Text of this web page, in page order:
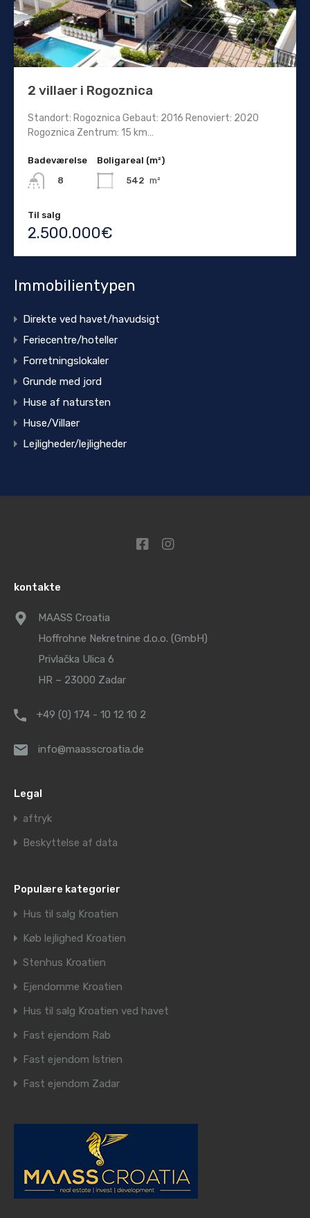
2 villaer i Rogoznica
Standort: Rogoznica Gebaut: 2016 Renoviert: 2020
Rogoznica Zentrum: 15 km…
Badeværelse
8
Boligareal (m²)
542 m²
Til salg
2.500.000€
Immobilientypen
Direkte ved havet/havudsigt
Feriecentre/hoteller
Forretningslokaler
Grunde med jord
Huse af natursten
Huse/Villaer
Lejligheder/lejligheder
kontakte
MAASS Croatia
Hoffrohne Nekretnine d.o.o. (GmbH)
Privlačka Ulica 6
HR – 23000 Zadar
+49 (0) 174 - 10 12 10 2
info@maasscroatia.de
Legal
aftryk
Beskyttelse af data
Populære kategorier
Hus til salg Kroatien
Køb lejlighed Kroatien
Stenhus Kroatien
Ejendomme Kroatien
Hus til salg Kroatien ved havet
Fast ejendom Rab
Fast ejendom Istrien
Fast ejendom Zadar